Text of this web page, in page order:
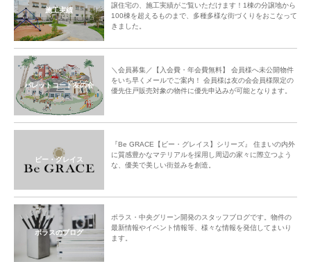
施工実績
譲住宅の、施工実績がご覧いただけます！1棟の分譲地から
100棟を超えるものまで、多種多様な街づくりをおこなって
きました。
パレットコート友の会
＼会員募集／【入会費・年会費無料】 会員様へ未公開物件
をいち早くメールでご案内！ 会員様は友の会会員様限定の
優先住戸販売対象の物件に優先申込みが可能となります。
ビー・グレイス
『Be GRACE【ビー・グレイス】シリーズ』 住まいの内外
に質感豊かなマテリアルを採用し周辺の家々に際立つよう
な、優美で美しい街並みを創造。
ポラスのブログ
ポラス・中央グリーン開発のスタッフブログです。物件の
最新情報やイベント情報等、様々な情報を発信してまいり
ます。